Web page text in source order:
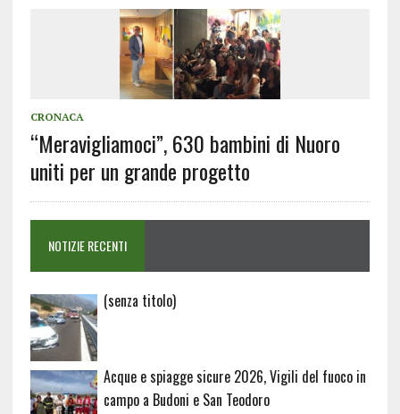
CRONACA
“Meravigliamoci”, 630 bambini di Nuoro
uniti per un grande progetto
NOTIZIE RECENTI
(senza titolo)Articolo
Acque e spiagge sicure 2026, Vigili del fuoco in
campo a Budoni e San Teodoro